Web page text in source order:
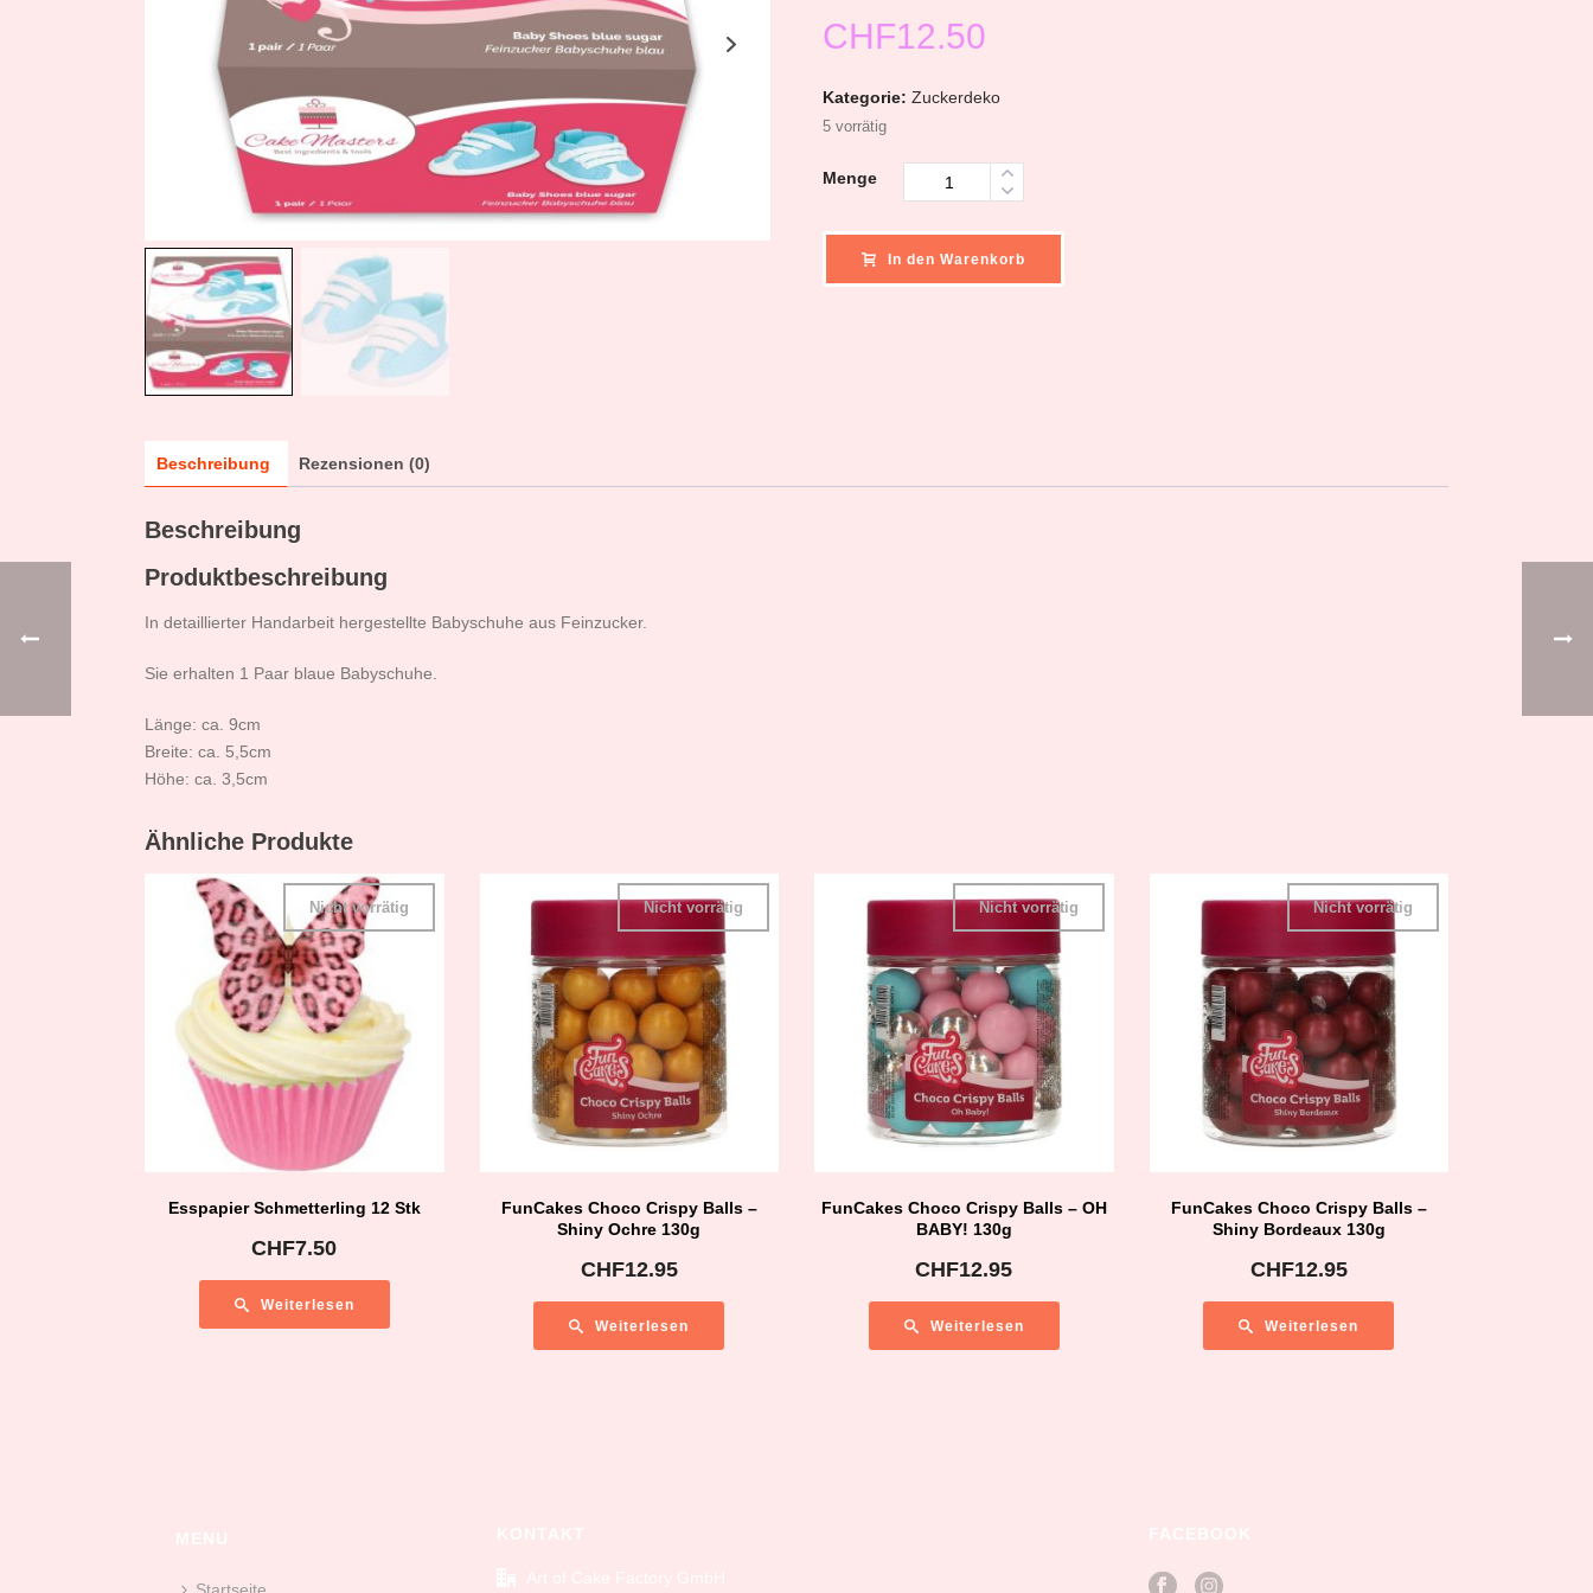
CHF12.50
Kategorie: Zuckerdeko
5 vorrätig
Menge
In den Warenkorb
Beschreibung Rezensionen (0)
Beschreibung
Produktbeschreibung
In detaillierter Handarbeit hergestellte Babyschuhe aus Feinzucker.
Sie erhalten 1 Paar blaue Babyschuhe.
Länge: ca. 9cm
Breite: ca. 5,5cm
Höhe: ca. 3,5cm
Ähnliche Produkte
Esspapier Schmetterling 12 Stk
Nicht vorrätig
CHF7.50
Weiterlesen
FunCakes Choco Crispy Balls –
Shiny Ochre 130g
Nicht vorrätig
CHF12.95
Weiterlesen
FunCakes Choco Crispy Balls – OH
BABY! 130g
Nicht vorrätig
CHF12.95
Weiterlesen
FunCakes Choco Crispy Balls –
Shiny Bordeaux 130g
Nicht vorrätig
CHF12.95
Weiterlesen